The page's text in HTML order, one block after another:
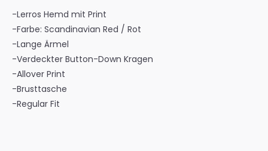
-Lerros Hemd mit Print
-Farbe: Scandinavian Red / Rot
-Lange Ärmel
-Verdeckter Button-Down Kragen
-Allover Print
-Brusttasche
-Regular Fit